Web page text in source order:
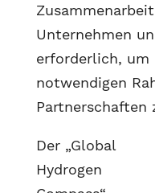
Unternehmen
erforderlich,
notwendigen
Partnerschaften
Der „Global
Hydrogen